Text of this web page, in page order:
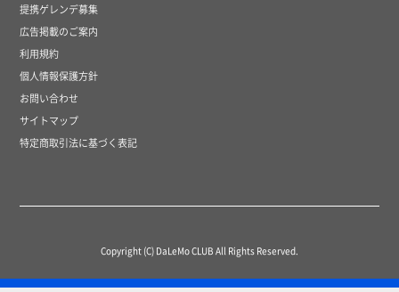
提携ゲレンデ募集
広告掲載のご案内
利用規約
個人情報保護方針
お問い合わせ
サイトマップ
特定商取引法に基づく表記
Copyright (C) DaLeMo CLUB All Rights Reserved.